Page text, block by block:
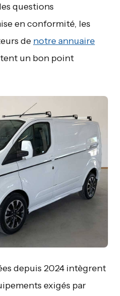
questions
en conformité, les
de notre annuaire
un bon point
depuis 2024 intègrent
exigés par